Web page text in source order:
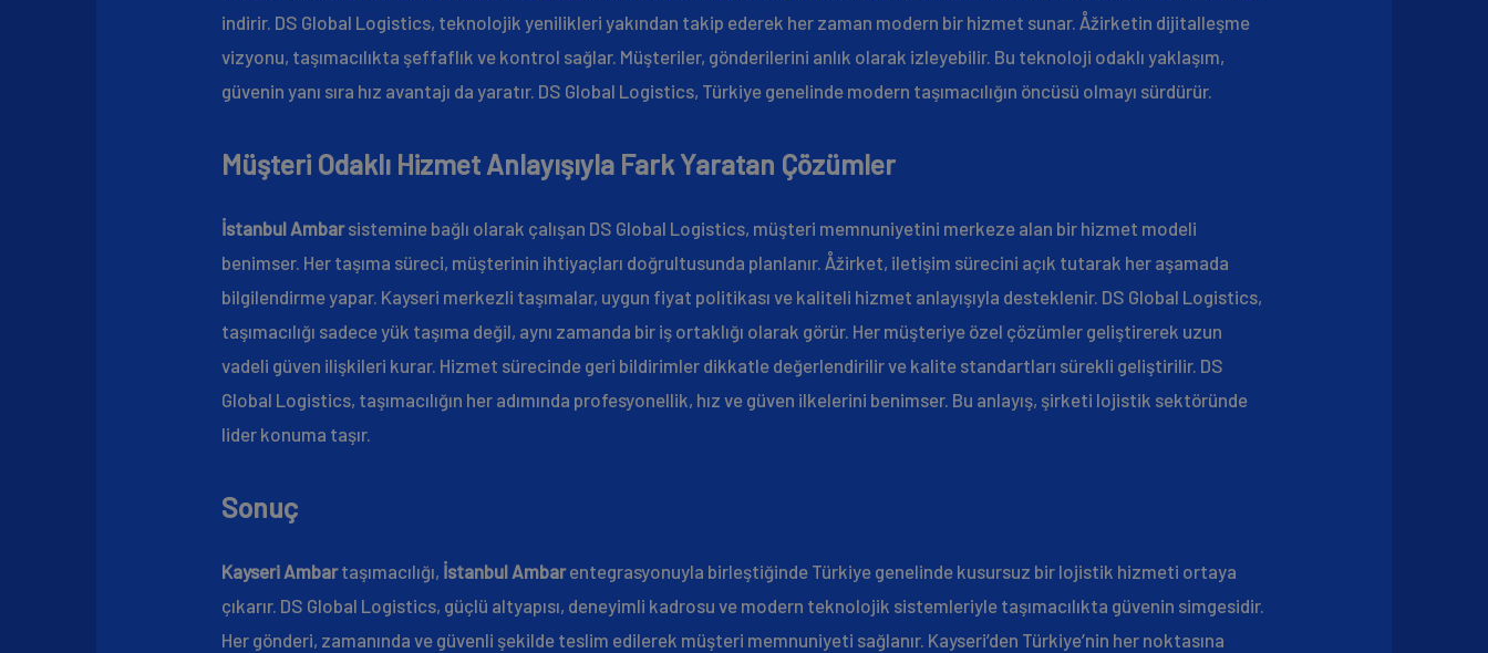
indirir. DS Global Logistics, teknolojik yenilikleri yakından takip ederek her zaman modern bir hizmet sunar. Åžirketin dijitalleşme
vizyonu, taşımacılıkta şeffaflık ve kontrol sağlar. Müşteriler, gönderilerini anlık olarak izleyebilir. Bu teknoloji odaklı yaklaşım,
güvenin yanı sıra hız avantajı da yaratır. DS Global Logistics, Türkiye genelinde modern taşımacılığın öncüsü olmayı sürdürür.
Müşteri Odaklı Hizmet Anlayışıyla Fark Yaratan Çözümler
İstanbul Ambarsistemine bağlı olarak çalışan DS Global Logistics, müşteri memnuniyetini merkeze alan bir hizmet modeli
benimser. Her taşıma süreci, müşterinin ihtiyaçları doğrultusunda planlanır. Åžirket, iletişim sürecini açık tutarak her aşamada
bilgilendirme yapar. Kayseri merkezli taşımalar, uygun fiyat politikası ve kaliteli hizmet anlayışıyla desteklenir. DS Global Logistics,
taşımacılığı sadece yük taşıma değil, aynı zamanda bir iş ortaklığı olarak görür. Her müşteriye özel çözümler geliştirerek uzun
vadeli güven ilişkileri kurar. Hizmet sürecinde geri bildirimler dikkatle değerlendirilir ve kalite standartları sürekli geliştirilir. DS
Global Logistics, taşımacılığın her adımında profesyonellik, hız ve güven ilkelerini benimser. Bu anlayış, şirketi lojistik sektöründe
lider konuma taşır.
Sonuç
Kayseri Ambartaşımacılığı, İstanbul Ambarentegrasyonuyla birleştiğinde Türkiye genelinde kusursuz bir lojistik hizmeti ortaya
çıkarır. DS Global Logistics, güçlü altyapısı, deneyimli kadrosu ve modern teknolojik sistemleriyle taşımacılıkta güvenin simgesidir.
Her gönderi, zamanında ve güvenli şekilde teslim edilerek müşteri memnuniyeti sağlanır. Kayseri’den Türkiye’nin her noktasına